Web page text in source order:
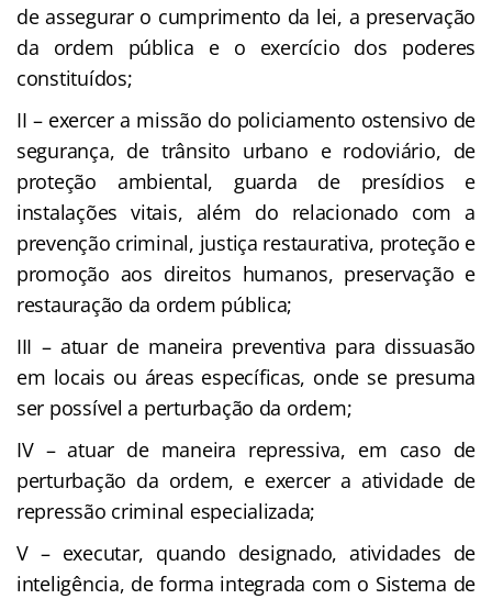
de assegurar o cumprimento da lei, a preservação
da ordem pública e o exercício dos poderes
constituídos;
II – exercer a missão do policiamento ostensivo de
segurança, de trânsito urbano e rodoviário, de
proteção ambiental, guarda de presídios e
instalações vitais, além do relacionado com a
prevenção criminal, justiça restaurativa, proteção e
promoção aos direitos humanos, preservação e
restauração da ordem pública;
III – atuar de maneira preventiva para dissuasão
em locais ou áreas específicas, onde se presuma
ser possível a perturbação da ordem;
IV – atuar de maneira repressiva, em caso de
perturbação da ordem, e exercer a atividade de
repressão criminal especializada;
V – executar, quando designado, atividades de
inteligência, de forma integrada com o Sistema de